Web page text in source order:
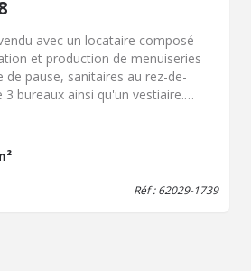
avec un locataire composé
et production de menuiseries
de pause, sanitaires au rez-de-
bureaux ainsi qu'un vestiaire.
informations sur les risques
sont disponibles sur le site
gouv. fr
Réf : 62029-1739